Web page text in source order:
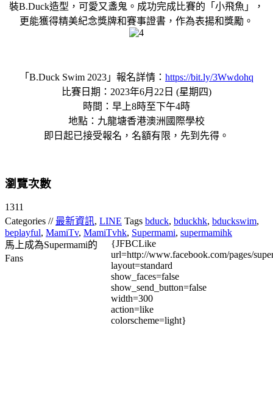
裝B.Duck造型，可愛又盞鬼。成功完成比賽的「小飛魚」，
更能獲得精美紀念獎牌和賽事證書，作為表揚和獎勵。
「B.Duck Swim 2023」報名詳情： https://bit.ly/3Wwdohq
比賽日期：2023年6月22日 (星期四)
時間：早上8時至下午4時
地點：九龍塘香港澳洲國際學校
即日起已接受報名，名額有限，先到先得。
瀏覽次數
1311
Categories // 最新資訊, LINE Tags bduck, bduckhk, bduckswim,
beplayful, MamiTv, MamiTvhk, Supermami, supermamihk
馬上成為Supermami的
Fans
{JFBCLike
url=http://www.facebook.com/pages/
layout=standard
show_faces=false
show_send_button=false
width=300
action=like
colorscheme=light}